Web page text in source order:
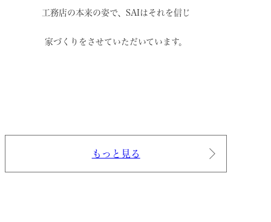
工務店の本来の姿で、 SAIはそれを信じ
家づくりをさせていただいています。
もっと見る